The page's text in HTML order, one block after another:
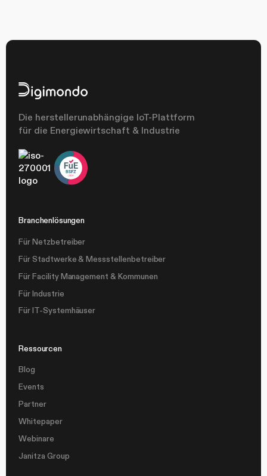
Die herstellerunabhängige IoT-Plattform
für die Energiewirtschaft & Industrie
Branchenlösungen
Für Netzbetreiber
Für Stadtwerke & Messstellenbetreiber
Für Facility Management & Kommunen
Für Industrie
Für IT-Systemhäuser
Ressourcen
Blog
Events
Partner
Whitepaper
Webinare
Janitza Group